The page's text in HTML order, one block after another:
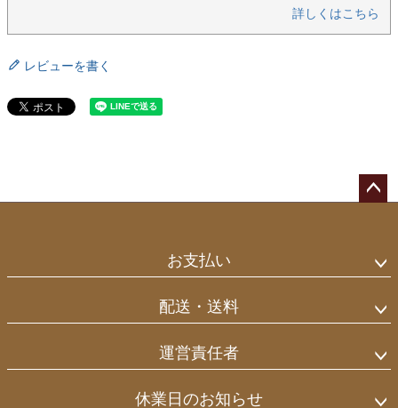
詳しくはこちら
レビューを書く
お支払い
配送・送料
運営責任者
休業日のお知らせ